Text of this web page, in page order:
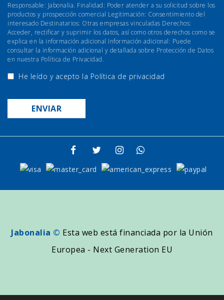
Responsable: Jabonalia. Finalidad: Poder atender a su solicitud sobre los
productos y prospección comercial Legitimación: Consentimiento del
interesado Destinatarios: Otras empresas vinculadas Derechos:
Acceder, rectificar y suprimir los datos, así como otros derechos como se
explica en la información adicional Información adicional: Puede
consultar la información adicional y detallada sobre Protección de Datos
en nuestra Política de Privacidad.
He leído y acepto la Política de privacidad
Jabonalia © Esta web está financiada por la Unión
Europea - Next Generation EU